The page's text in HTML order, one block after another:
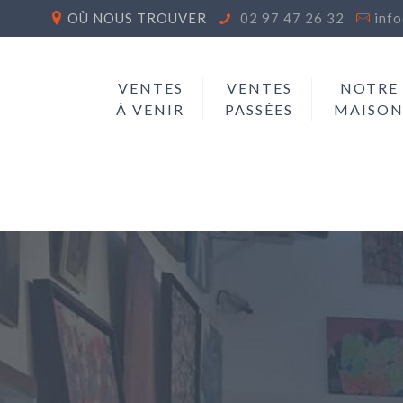
OÙ NOUS TROUVER 02 97 47 26 32
VENTES
À VENIR
VENTES
PASSÉES
NOTRE